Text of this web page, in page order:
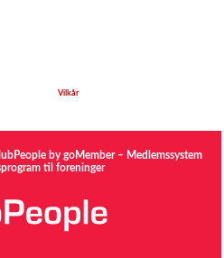
Vilkår
by goMember – Medlemssystem
til foreninger